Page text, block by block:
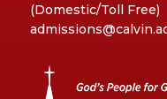
(Domestic/Toll Free)